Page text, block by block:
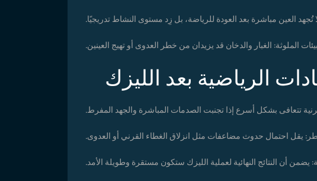
لا تُجهد العين مباشرة بعد العودة للرياضة، بل زِد مستوى النشاط تدريجيًا.
الملوثة: الغبار والدخان قد يزيدان من خطر العدوى أو تهيج العينين.
الرياضية بعد الليزك
تتعافى بشكل أسرع إذا تجنبت الصدمات المباشرة والجهد المفرط.
يقل احتمال حدوث مضاعفات مثل انزلاق الغطاء القرني أو العدوى.
يضمن أن النتائج النهائية لعملية الليزك ستكون مستقرة وطويلة الأمد.